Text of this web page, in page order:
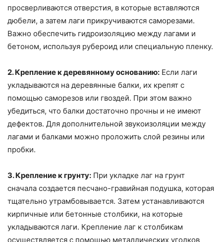
просверливаются отверстия, в которые вставляются
дюбели, а затем лаги прикручиваются саморезами.
Важно обеспечить гидроизоляцию между лагами и
бетоном, используя рубероид или специальную пленку.
2. Крепление к деревянному основанию: Если лаги
укладываются на деревянные балки, их крепят с
помощью саморезов или гвоздей. При этом важно
убедиться, что балки достаточно прочны и не имеют
дефектов. Для дополнительной звукоизоляции между
лагами и балками можно проложить слой резины или
пробки.
3. Крепление к грунту: При укладке лаг на грунт
сначала создается песчано-гравийная подушка, которая
тщательно утрамбовывается. Затем устанавливаются
кирпичные или бетонные столбики, на которые
укладываются лаги. Крепление лаг к столбикам
осуществляется с помощью металлических уголков